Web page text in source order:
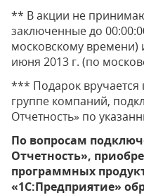
** В акции не
заключенные до
московскому времени)
июня 2013 г. (по
*** Подарок вручается
группе компаний,
Отчетность» по
По вопросам
Отчетность»,
программных
«1С:Предприятие»